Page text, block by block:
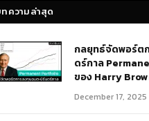
ความล่าสุด
กลยุทธ์​จัดพอร์ต
ดร์กาล
ของ Harry
December 17, 2025